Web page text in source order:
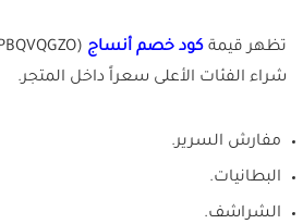
تظهر قيمة كود خصم أنساج
شراء الفئات الأعلى سعراً داخل المتجر.
مفارش السرير.
البطانيات.
الشراشف.